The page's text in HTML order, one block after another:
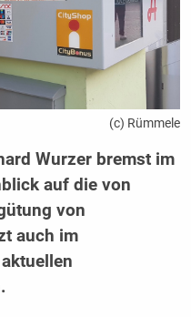
(c) Rümmele
Wurzer bremst im
auf die von
von
auch im